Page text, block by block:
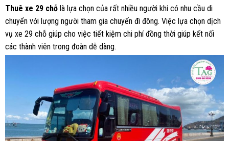
Thuê xe 29 chỗ là lựa chọn của rất nhiều người khi có nhu cầu di
chuyển với lượng người tham gia chuyến đi đông. Việc lựa chọn dịch
vụ xe 29 chỗ giúp cho việc tiết kiệm chi phí đồng thời giúp kết nối
các thành viên trong đoàn dễ dàng.